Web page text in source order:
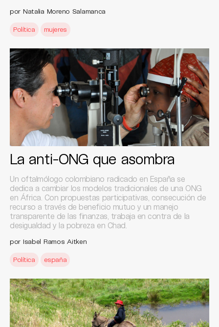
por Natalia Moreno Salamanca
Política mujeres
La anti-ONG que asombra
Un oftalmólogo colombiano radicado en España se
dedica a cambiar los modelos tradicionales de una ONG
en África. Con propuestas participativas, consecución de
recurso a través de beneficio mutuo y un manejo
transparente de las finanzas, trabaja en contra de la
desigualdad y la pobreza en Chad.
por Isabel Ramos Aitken
Política españa